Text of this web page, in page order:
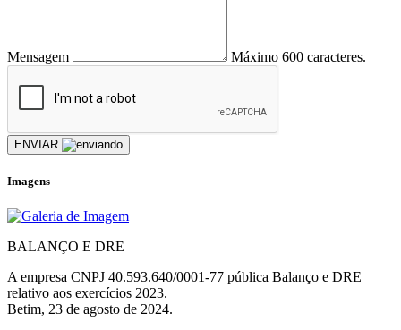
Mensagem Máximo 600 caracteres.
ENVIAR
Imagens
BALANÇO E DRE
A empresa CNPJ 40.593.640/0001-77 pública Balanço e DRE
relativo aos exercícios 2023.
Betim, 23 de agosto de 2024.